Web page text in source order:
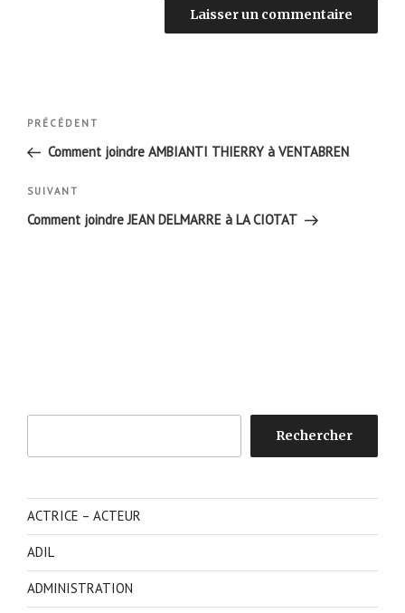
Navigation
l’article
Article
précédent
PRÉCÉDENT
Comment joindre AMBIANTI THIERRY à VENTABREN
Article
suivant
SUIVANT
Comment joindre JEAN DELMARRE à LA CIOTAT
Rechercher
ACTRICE – ACTEUR
ADIL
ADMINISTRATION